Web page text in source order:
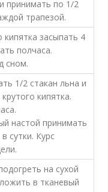
принимать по 1/2
трапезой.
кипятка засыпать 4
полчаса.
сном.
1/2 стакан льна и
кипятка.
настой принимать
сутки. Курс
на сухой
в тканевый